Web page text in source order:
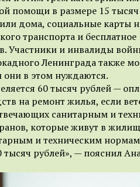
помощи в размере 15
дома, социальные карты
транспорта и бесплатное
Участники и инвалиды
Ленинграда также
они в этом нуждаются.
60 тысяч рублей —
на ремонт жилья, если
санитарным и
которые живут в
и техническим нормам
тысяч рублей», — пояснил